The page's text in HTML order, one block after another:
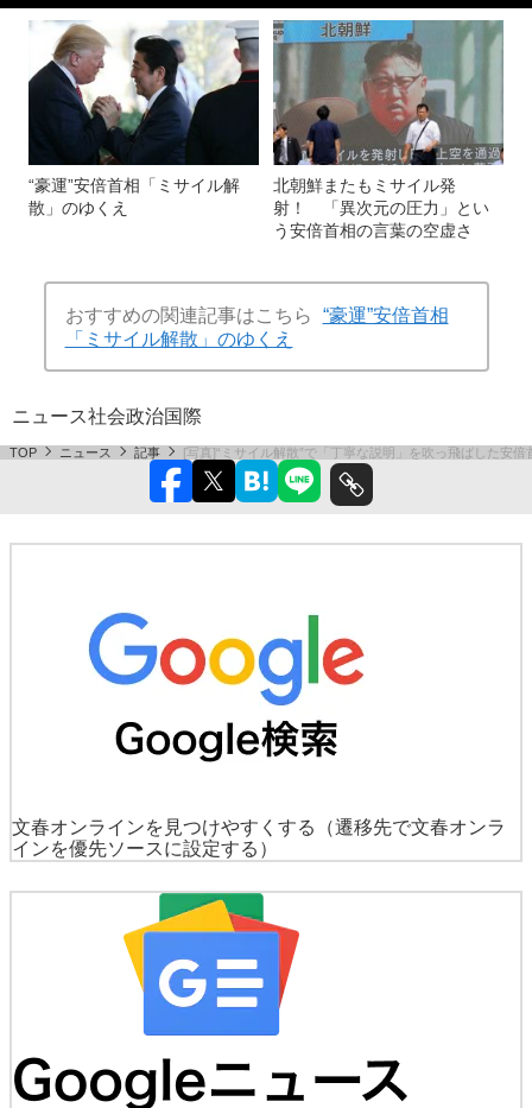
“豪運”安倍首相「ミサイル解
散」のゆくえ
北朝鮮またもミサイル発
射！ 「異次元の圧力」とい
う安倍首相の言葉の空虚さ
おすすめの関連記事はこちら
“豪運”安倍首相
「ミサイル解散」のゆくえ
ニュース社会政治国際
TOP ニュース 記事 [写真]“ミサイル解散”で「丁寧な説明」を吹っ飛ばした安倍
文春オンラインを見つけやすくする
（遷移先で文春オンラ
インを優先ソースに設定する）